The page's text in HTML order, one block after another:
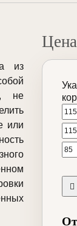
из
не
или